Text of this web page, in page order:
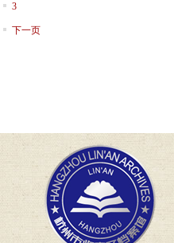
3
下一页